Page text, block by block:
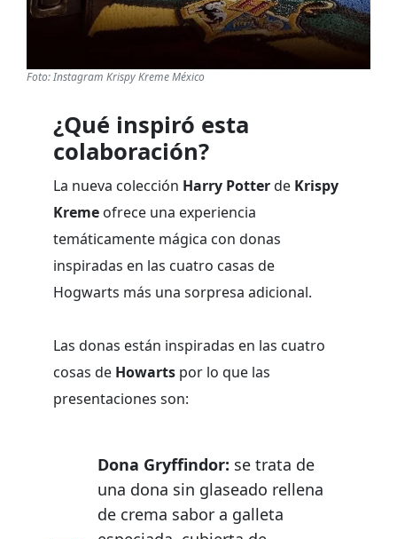
Foto: Instagram Krispy Kreme México
¿Qué inspiró esta
colaboración?
La nueva colección Harry Potterde Krispy
Kreme ofrece una experiencia
temáticamente mágica con donas
inspiradas en las cuatro casas de
Hogwarts más una sorpresa adicional.
Las donas están inspiradas en las cuatro
cosas de Howarts por lo que las
presentaciones son:
Dona Gryffindor: se trata de
una dona sin glaseado rellena
de crema sabor a galleta